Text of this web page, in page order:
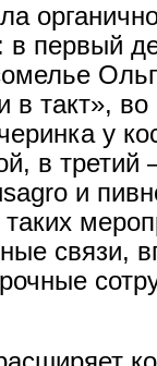
в первый
в такт»,
у
в
и
связи,